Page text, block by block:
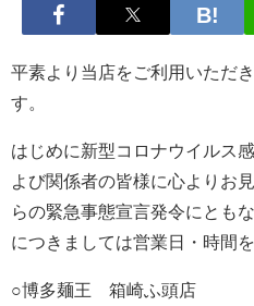
平素より当店をご利用いただ
す。
はじめに新型コロナウイルス
よび関係者の皆様に心よりお
らの緊急事態宣言発令にとも
につきましては営業日・時間
○博多麺王 箱崎ふ頭店